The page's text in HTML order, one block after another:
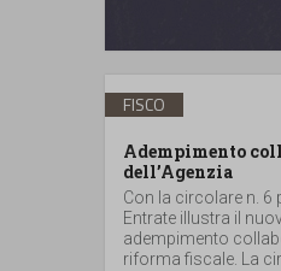
FISCO
Adempimento
dell’Agenzia
Con la circolare n. 6
Entrate illustra il
adempimento
riforma fiscale. La